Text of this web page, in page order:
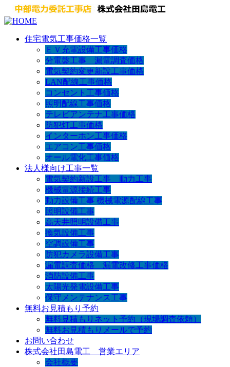
住宅電気工事価格一覧
ＥＶ充電設備工事価格
分電盤工事 漏電調査価格
電気契約変更新設工事価格
LAN配線工事価格
コンセント工事価格
照明配線工事価格
テレビアンテナ工事価格
防犯灯工事価格
インターホン工事価格
エアコン工事価格
オール電化工事価格
法人様向け工事一覧
電気契約新設工事 動力工事
機械電源接続工事
動力設備工事 機械電源配線工事
照明設備工事
高天井照明設備工事
換気設備工事
空調設備工事
防犯カメラ設備工事
漏電調査価格 漏電改修工事価格
消防設備工事
太陽光発電設備工事
保守メンテナンス工事
無料お見積もり予約
無料見積もりネット予約（現場調査依頼）
無料お見積もりメールで予約
お問い合わせ
株式会社田島電工 営業エリア
会社概要